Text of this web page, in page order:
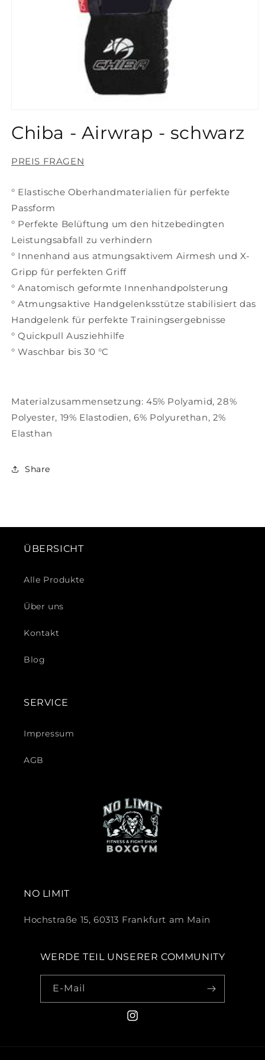
in
Modal
Chiba - Airwrap - schwarz
PREIS FRAGEN
° Elastische Oberhandmaterialien für perfekte
Passform
° Perfekte Belüftung um den hitzebedingten
Leistungsabfall zu verhindern
° Innenhand aus atmungsaktivem Airmesh und X-
Gripp für perfekten Griff
° Anatomisch geformte Innenhandpolsterung
° Atmungsaktive Handgelenksstütze stabilisiert das
Handgelenk für perfekte Trainingsergebnisse
° Quickpull Ausziehhilfe
° Waschbar bis 30 °C
Materialzusammensetzung: 45% Polyamid, 28%
Polyester, 19% Elastodien, 6% Polyurethan, 2%
Elasthan
Share
ÜBERSICHT
Alle Produkte
Über uns
Kontakt
Blog
SERVICE
Impressum
AGB
NO LIMIT
Hochstraße 15, 60313 Frankfurt am Main
WERDE TEIL UNSERER COMMUNITY
E-Mail
Instagram